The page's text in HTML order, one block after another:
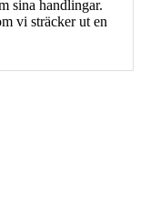
sina handlingar.
vi sträcker ut en